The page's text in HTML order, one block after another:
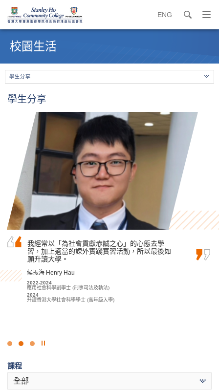
ENG search
打
開
始
校園生活
學生分享
學生分享
書院的課程講師經常傳授他們在復康治療方面的
專業知識，他們的指導是我學習中最好的部分。
當我到醫療機構實習時，透過與資深的醫療專業
背景和健康狀況的患者相處。
陳嘉希 Denise Chan
2022-2024
應用健康及康復護理高級文憑
我經常以「為社會貢獻赤誠之心」的心態去學
習，加上適當的課外實踐實習活動，所以最後如
願升讀大學。
候振海 Henry Hau
2022-2024
應用社會科學副學士 (刑事司法及執法)
2024
升讀香港大學社會科學學士 (高年級入學)
我在書院修讀旅遊及酒店管理高級文憑時，擁有
許多美好的經歷，這些經歷成就了我的學術和個
人成長，最終令我成功得到香港大學取錄。在書
入勝，我亦參加了豐富多樣的課外活動，所以我…
Alexandra Anselmo Sotto
2022
基礎專上教育文憑課程
點
課程
全部